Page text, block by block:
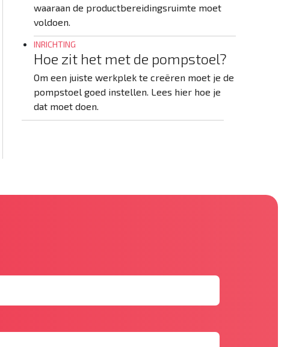
waaraan de productbereidingsruimte moet
voldoen.
INRICHTING
Hoe zit het met de pompstoel?
Om een juiste werkplek te creëren moet je de
pompstoel goed instellen. Lees hier hoe je
dat moet doen.